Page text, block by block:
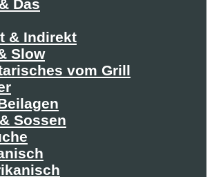
Das
& Indirekt
Slow
vom Grill
Sossen